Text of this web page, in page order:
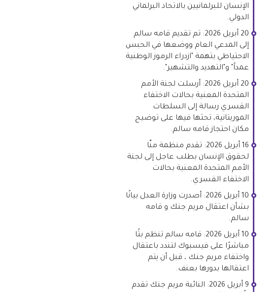
الإنسان للبرلمانيين بالاتحاد البرلماني
الدولي.
20 أبريل 2026: تم تقديم قامه سالم
إلى المدعي العام ووضعها في الحبس
الاحتياطي بتهمة "ازدراء الرموز الوطنية
عمداً" و"التهديد والتشهير".
20 أبريل 2026: أرسلت لجنة الأمم
المتحدة المعنية بحالات الاختفاء
القسري رسالة إلى السلطات
الموريتانية، تحثها فيها على توضيح
مكان احتجاز قامه سالم.
16 أبريل 2026: تقدم منظمة منّا
لحقوق الإنسان بطلب عاجل إلى لجنة
الأمم المتحدة المعنية بحالات
الاختفاء القسري.
10 أبريل 2026: أصدرت وزارة العدل بيانًا
بشأن اعتقال مريم جنك و قامه
سالم.
10 أبريل 2026: قامه سالم تنظم بثًا
مباشرًا على فيسبوك لتندد باعتقال
واختفاء مريم جنك ، قبل أن يتم
اعتقالها بدورها بعنف.
9 أبريل 2026: النائبة مريم جنك تقدم